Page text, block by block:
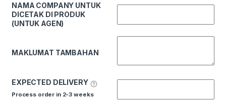
NAMA COMPANY UNTUK
DICETAK DI PRODUK
(UNTUK AGEN)
MAKLUMAT TAMBAHAN
EXPECTED DELIVERY
Process order in 2-3 weeks